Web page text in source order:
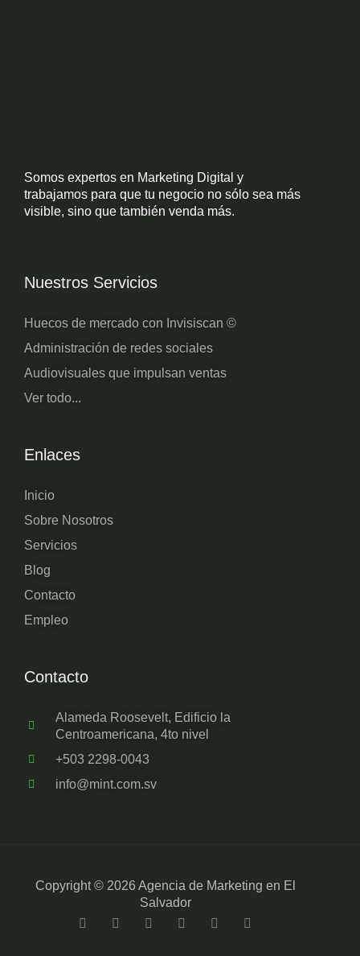
Contacto
Alameda Roosevelt, Edificio la
Centroamericana, 4to nivel
+503 2298-0043
info@mint.com.sv
Enlaces
Inicio
Sobre Nosotros
Servicios
Blog
Contacto
Empleo
Nuestros Servicios
Huecos de mercado con Invisiscan ©
Administración de redes sociales
Audiovisuales que impulsan ventas
Ver todo...
Somos expertos en Marketing Digital y
trabajamos para que tu negocio no sólo sea más
visible, sino que también venda más.
Copyright © 2026 Agencia de Marketing en El
Salvador
F
a
T
w
L
i
Y
o
I
n
T
i